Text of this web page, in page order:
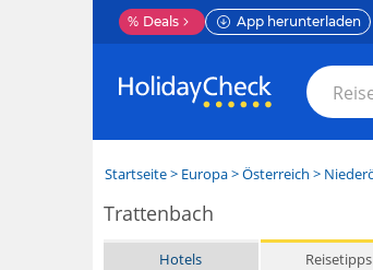
% Deals App herunterladen
Startseite> Europa>Österreich >
Trattenbach
Hotels Reisetipps